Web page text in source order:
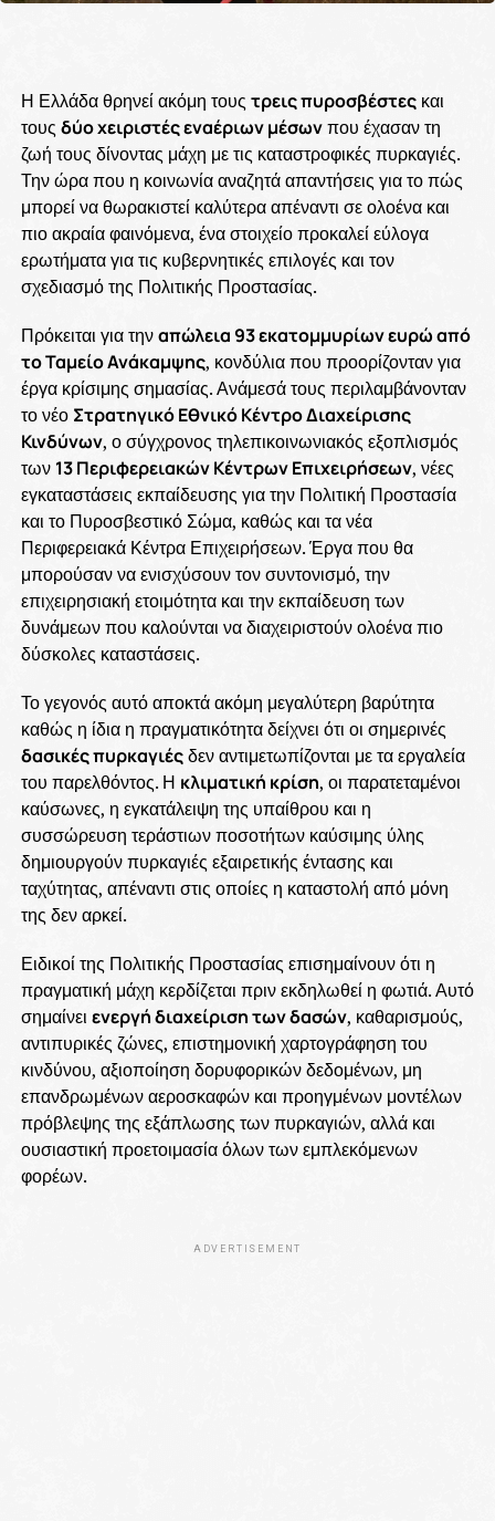
Η Ελλάδα θρηνεί ακόμη τους τρεις πυροσβέστεςκαι
τους δύο χειριστές εναέριων μέσωνπου έχασαν τη
ζωή τους δίνοντας μάχη με τις καταστροφικές πυρκαγιές.
Την ώρα που η κοινωνία αναζητά απαντήσεις για το πώς
μπορεί να θωρακιστεί καλύτερα απέναντι σε ολοένα και
πιο ακραία φαινόμενα, ένα στοιχείο προκαλεί εύλογα
ερωτήματα για τις κυβερνητικές επιλογές και τον
σχεδιασμό της Πολιτικής Προστασίας.
Πρόκειται για τηναπώλεια 93 εκατομμυρίων ευρώ από
το Ταμείο Ανάκαμψης, κονδύλια που προορίζονταν για
έργα κρίσιμης σημασίας. Ανάμεσά τους περιλαμβάνονταν
το νέο Στρατηγικό Εθνικό Κέντρο Διαχείρισης
Κινδύνων, ο σύγχρονος τηλεπικοινωνιακός εξοπλισμός
των 13 Περιφερειακών Κέντρων Επιχειρήσεων, νέες
εγκαταστάσεις εκπαίδευσης για την Πολιτική Προστασία
και το Πυροσβεστικό Σώμα, καθώς και τα νέα
Περιφερειακά Κέντρα Επιχειρήσεων. Έργα που θα
μπορούσαν να ενισχύσουν τον συντονισμό, την
επιχειρησιακή ετοιμότητα και την εκπαίδευση των
δυνάμεων που καλούνται να διαχειριστούν ολοένα πιο
δύσκολες καταστάσεις.
Το γεγονός αυτό αποκτά ακόμη μεγαλύτερη βαρύτητα
καθώς η ίδια η πραγματικότητα δείχνει ότι οι σημερινές
δασικές πυρκαγιέςδεν αντιμετωπίζονται με τα εργαλεία
του παρελθόντος. Η κλιματική κρίση, οι παρατεταμένοι
καύσωνες, η εγκατάλειψη της υπαίθρου και η
συσσώρευση τεράστιων ποσοτήτων καύσιμης ύλης
δημιουργούν πυρκαγιές εξαιρετικής έντασης και
ταχύτητας, απέναντι στις οποίες η καταστολή από μόνη
της δεν αρκεί.
Ειδικοί της Πολιτικής Προστασίας επισημαίνουν ότι η
πραγματική μάχη κερδίζεται πριν εκδηλωθεί η φωτιά. Αυτό
σημαίνει ενεργή διαχείριση των δασών, καθαρισμούς,
αντιπυρικές ζώνες, επιστημονική χαρτογράφηση του
κινδύνου, αξιοποίηση δορυφορικών δεδομένων, μη
επανδρωμένων αεροσκαφών και προηγμένων μοντέλων
πρόβλεψης της εξάπλωσης των πυρκαγιών, αλλά και
ουσιαστική προετοιμασία όλων των εμπλεκόμενων
φορέων.
ADVERTISEMENT